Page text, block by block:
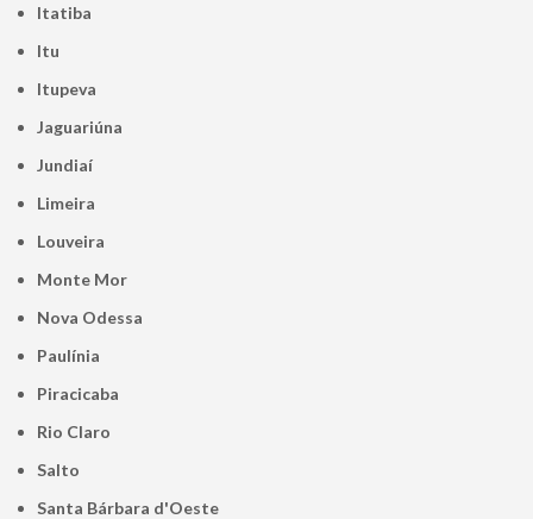
Itatiba
Itu
Itupeva
Jaguariúna
Jundiaí
Limeira
Louveira
Monte Mor
Nova Odessa
Paulínia
Piracicaba
Rio Claro
Salto
Santa Bárbara d'Oeste